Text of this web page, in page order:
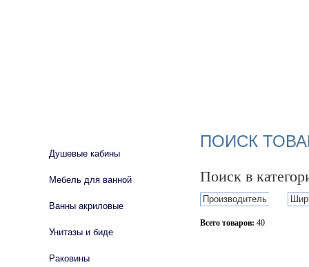
ПОИСК
Поиск в
Производитель
Всего товаров: 40
Душевые кабины
Мебель для ванной
Ванны акриловые
Унитазы и биде
Раковины